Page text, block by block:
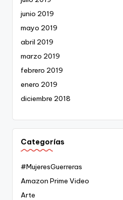
junio 2019
mayo 2019
abril 2019
marzo 2019
febrero 2019
enero 2019
diciembre 2018
Categorías
#MujeresGuerreras
Amazon Prime Video
Arte